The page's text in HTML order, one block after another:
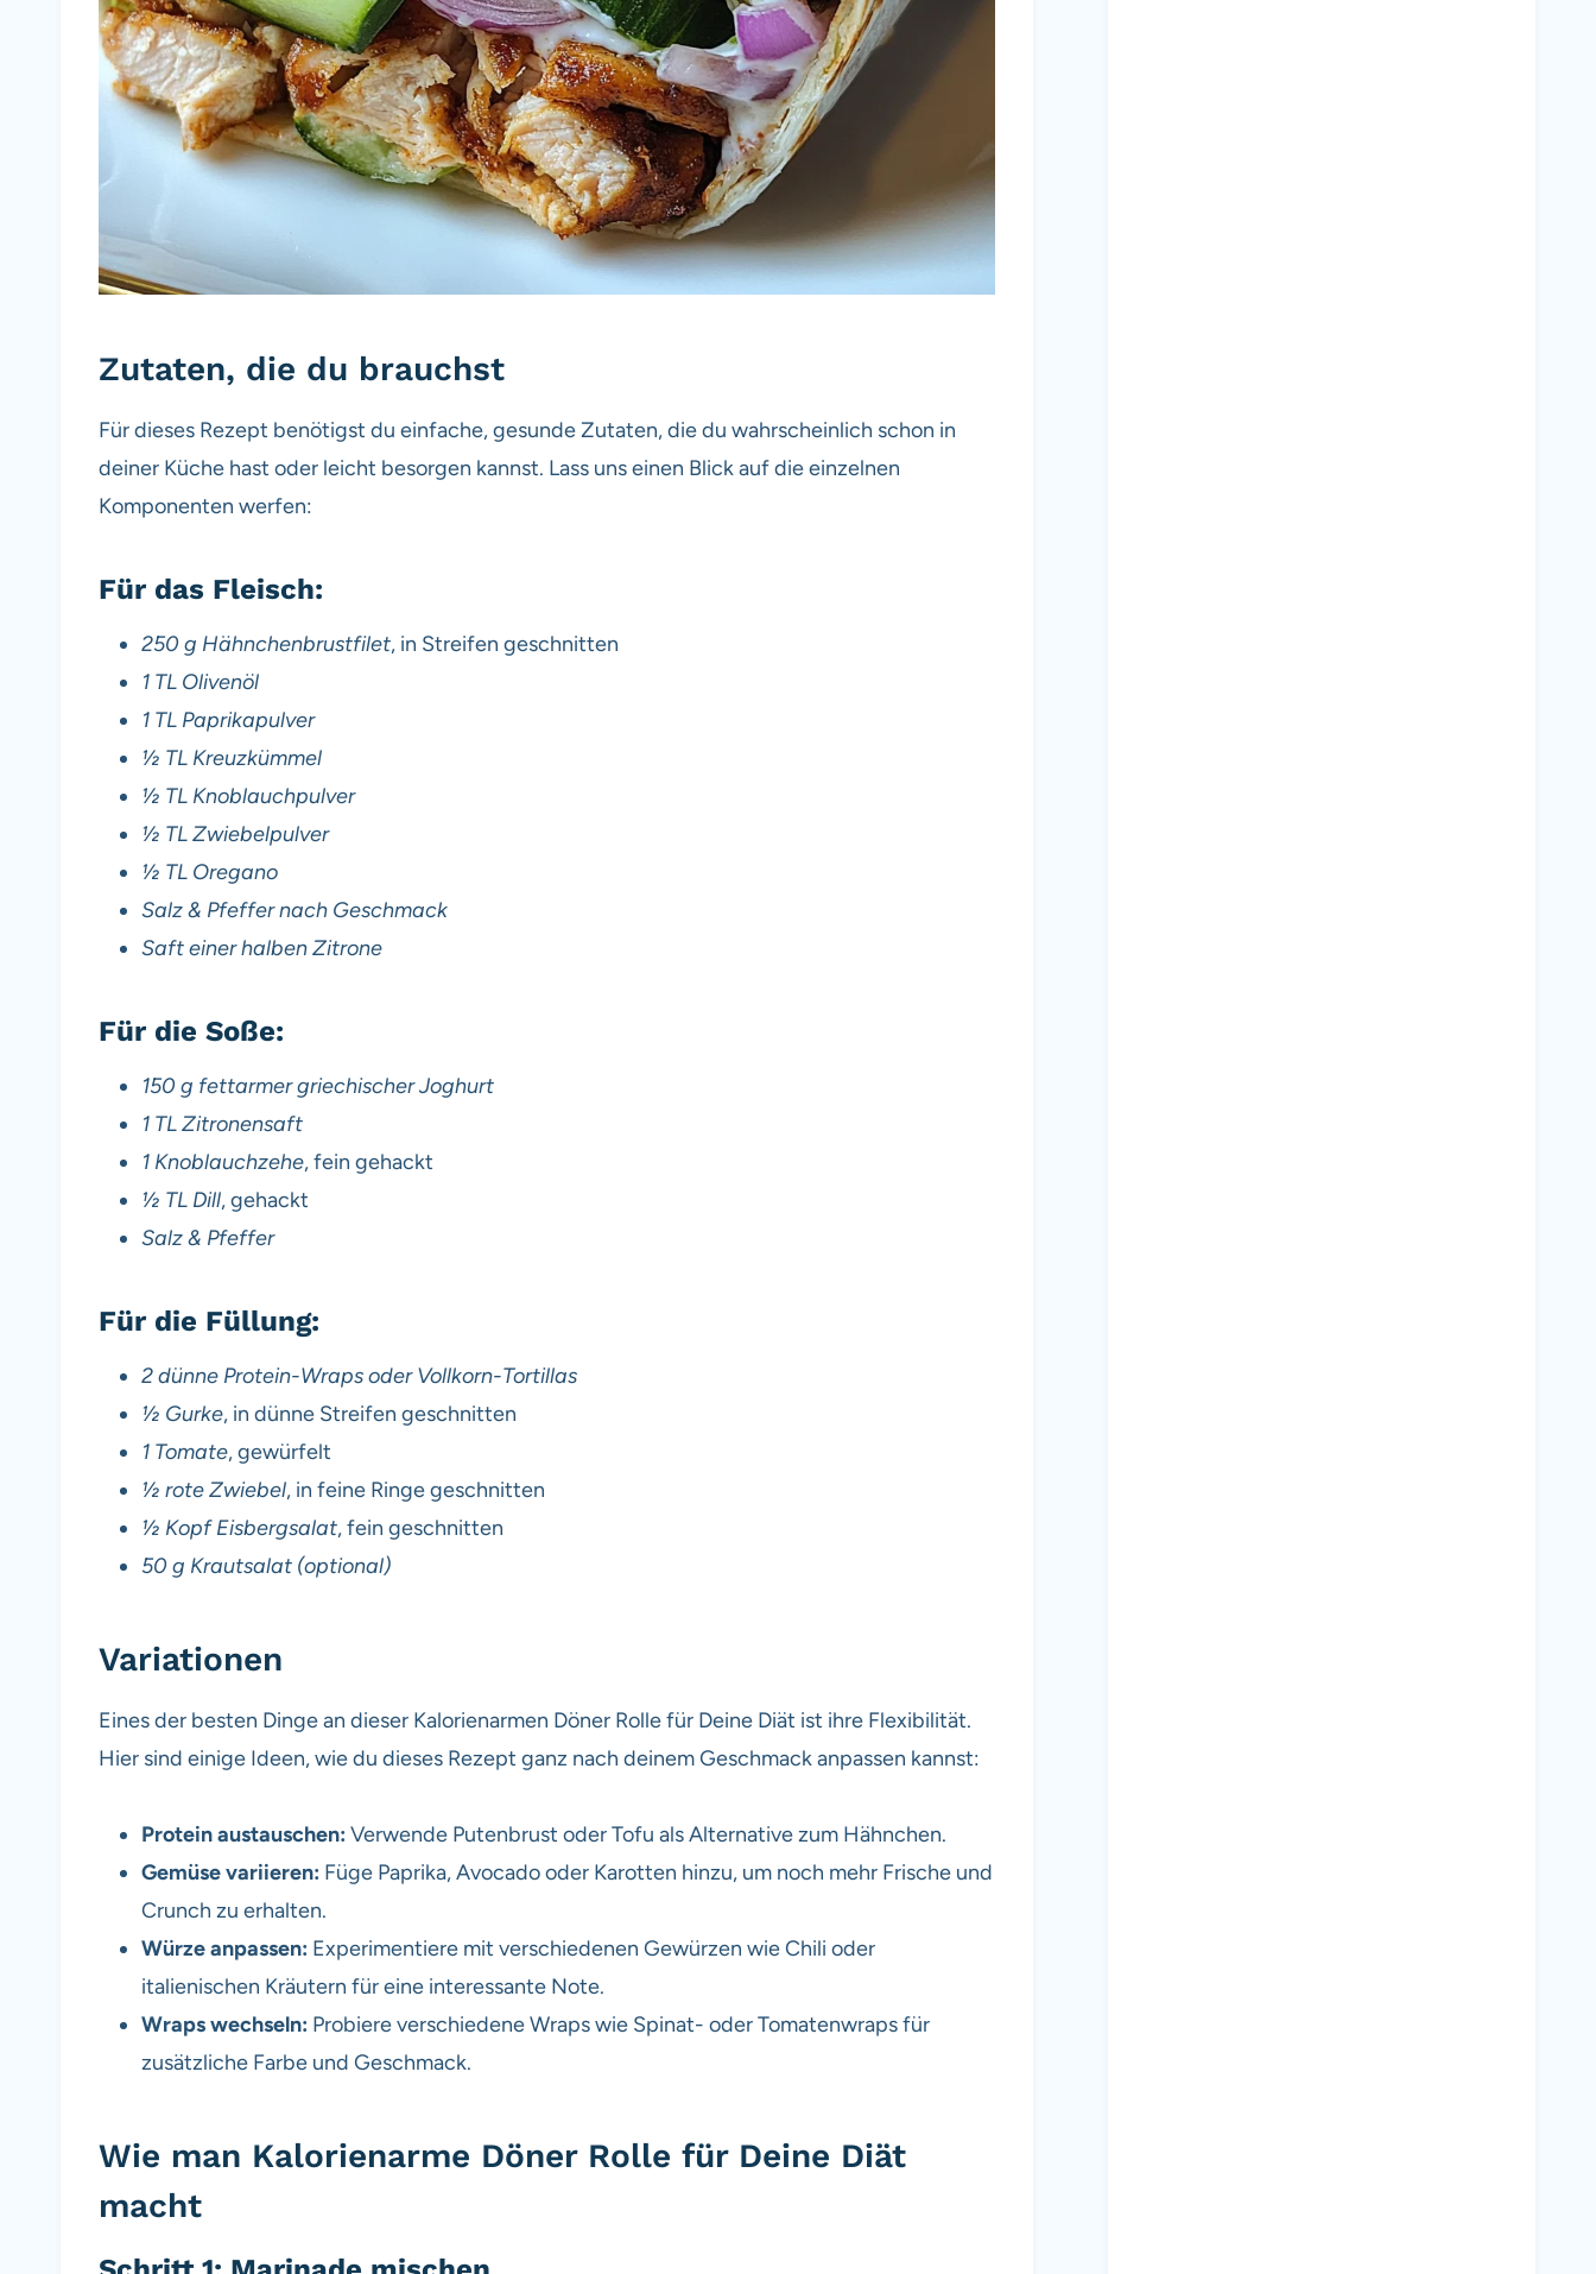
Zutaten, die du brauchst
Für dieses Rezept benötigst du einfache, gesunde Zutaten, die du wahrscheinlich schon in
deiner Küche hast oder leicht besorgen kannst. Lass uns einen Blick auf die einzelnen
Komponenten werfen:
Für das Fleisch:
250 g Hähnchenbrustfilet, in Streifen geschnitten
1 TL Olivenöl
1 TL Paprikapulver
½ TL Kreuzkümmel
½ TL Knoblauchpulver
½ TL Zwiebelpulver
½ TL Oregano
Salz & Pfeffer nach Geschmack
Saft einer halben Zitrone
Für die Soße:
150 g fettarmer griechischer Joghurt
1 TL Zitronensaft
1 Knoblauchzehe, fein gehackt
½ TL Dill, gehackt
Salz & Pfeffer
Für die Füllung:
2 dünne Protein-Wraps oder Vollkorn-Tortillas
½ Gurke, in dünne Streifen geschnitten
1 Tomate, gewürfelt
½ rote Zwiebel, in feine Ringe geschnitten
½ Kopf Eisbergsalat, fein geschnitten
50 g Krautsalat (optional)
Variationen
Eines der besten Dinge an dieser Kalorienarmen Döner Rolle für Deine Diät ist ihre Flexibilität.
Hier sind einige Ideen, wie du dieses Rezept ganz nach deinem Geschmack anpassen kannst:
Protein austauschen: Verwende Putenbrust oder Tofu als Alternative zum Hähnchen.
Gemüse variieren: Füge Paprika, Avocado oder Karotten hinzu, um noch mehr Frische und
Crunch zu erhalten.
Würze anpassen: Experimentiere mit verschiedenen Gewürzen wie Chili oder
italienischen Kräutern für eine interessante Note.
Wraps wechseln: Probiere verschiedene Wraps wie Spinat- oder Tomatenwraps für
zusätzliche Farbe und Geschmack.
Wie man Kalorienarme Döner Rolle für Deine Diät
macht